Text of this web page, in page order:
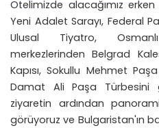
Otelimizde alacağımız
Yeni Adalet Sarayı, Federal
Ulusal Tiyatro,
merkezlerinden Belgrad
Kapısı, Sokullu Mehmet
Damat Ali Paşa Türbesini
ziyaretin ardından
görüyoruz ve Bulgaristan'ın